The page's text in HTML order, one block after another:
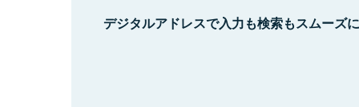
デジタルアドレスで入力も検索もスムーズ